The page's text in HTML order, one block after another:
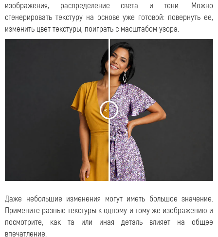
изображения, распределение света и тени. Можно
сгенерировать текстуру на основе уже готовой: повернуть ее,
изменить цвет текстуры, поиграть с масштабом узора.
< >
Даже небольшие изменения могут иметь большое значение.
Примените разные текстуры к одному и тому же изображению и
посмотрите, как та или иная деталь влияет на общее
впечатление.